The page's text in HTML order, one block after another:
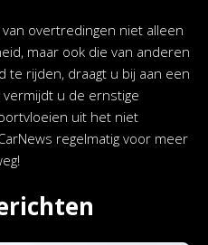
overtredingen niet alleen
maar ook die van anderen
te rijden, draagt u bij aan een
u de ernstige
uit het niet
regelmatig voor meer